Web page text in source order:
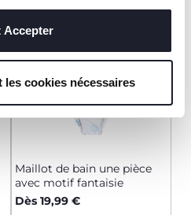
au service demandé.
Accepter
les cookies nécessaires
Maillot de bain une pièce
avec motif fantaisie
Dès 19,99 €